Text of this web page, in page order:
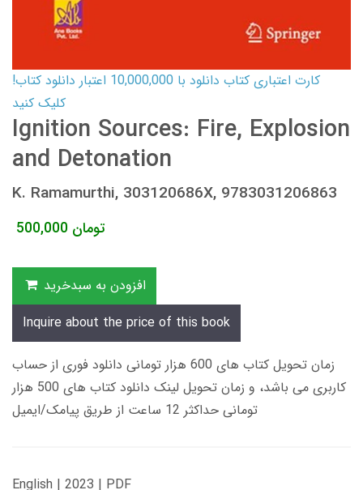
کارت اعتباری کتاب دانلود با 10,000,000 اعتبار دانلود کتاب!
کلیک کنید
Ignition Sources: Fire, Explosion
and Detonation
K. Ramamurthi, 303120686X, 9783031206863
500,000 تومان
افزودن به سبدخرید
Inquire about the price of this book
زمان تحویل کتاب های 600 هزار تومانی دانلود فوری از حساب
کاربری می باشد، و زمان تحویل لینک دانلود کتاب های 500 هزار
تومانی حداکثر 12 ساعت از طریق پیامک/ایمیل
English | 2023 | PDF